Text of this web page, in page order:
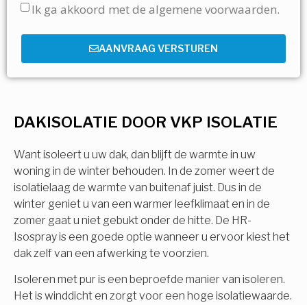
DAKISOLATIE DOOR VKP ISOLATIE
Want isoleert u uw dak, dan blijft de warmte in uw
woning in de winter behouden. In de zomer weert de
isolatielaag de warmte van buitenaf juist. Dus in de
winter geniet u van een warmer leefklimaat en in de
zomer gaat u niet gebukt onder de hitte. De HR-
Isospray is een goede optie wanneer u ervoor kiest het
dak zelf van een afwerking te voorzien.
Isoleren met pur is een beproefde manier van isoleren.
Het is winddicht en zorgt voor een hoge isolatiewaarde.
Ik ga akkoord met de algemene voorwaarden.
AANVRAAG VERSTUREN